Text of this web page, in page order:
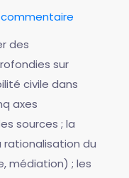
commentaire
des
sur
civile dans
axes
sources ; la
du
médiation) ; les